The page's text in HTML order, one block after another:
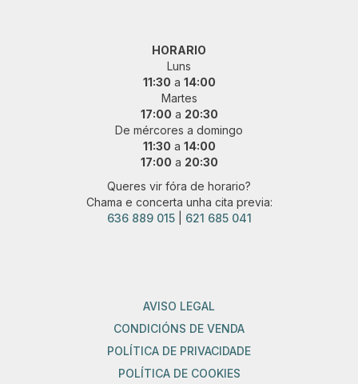
HORARIO
Luns
11:30 a 14:00
Martes
17:00 a 20:30
De mércores a domingo
11:30 a 14:00
17:00 a 20:30
Queres vir fóra de horario?
Chama e concerta unha cita previa:
636 889 015| 621 685 041
AVISO LEGAL
CONDICIÓNS DE VENDA
POLÍTICA DE PRIVACIDADE
POLÍTICA DE COOKIES